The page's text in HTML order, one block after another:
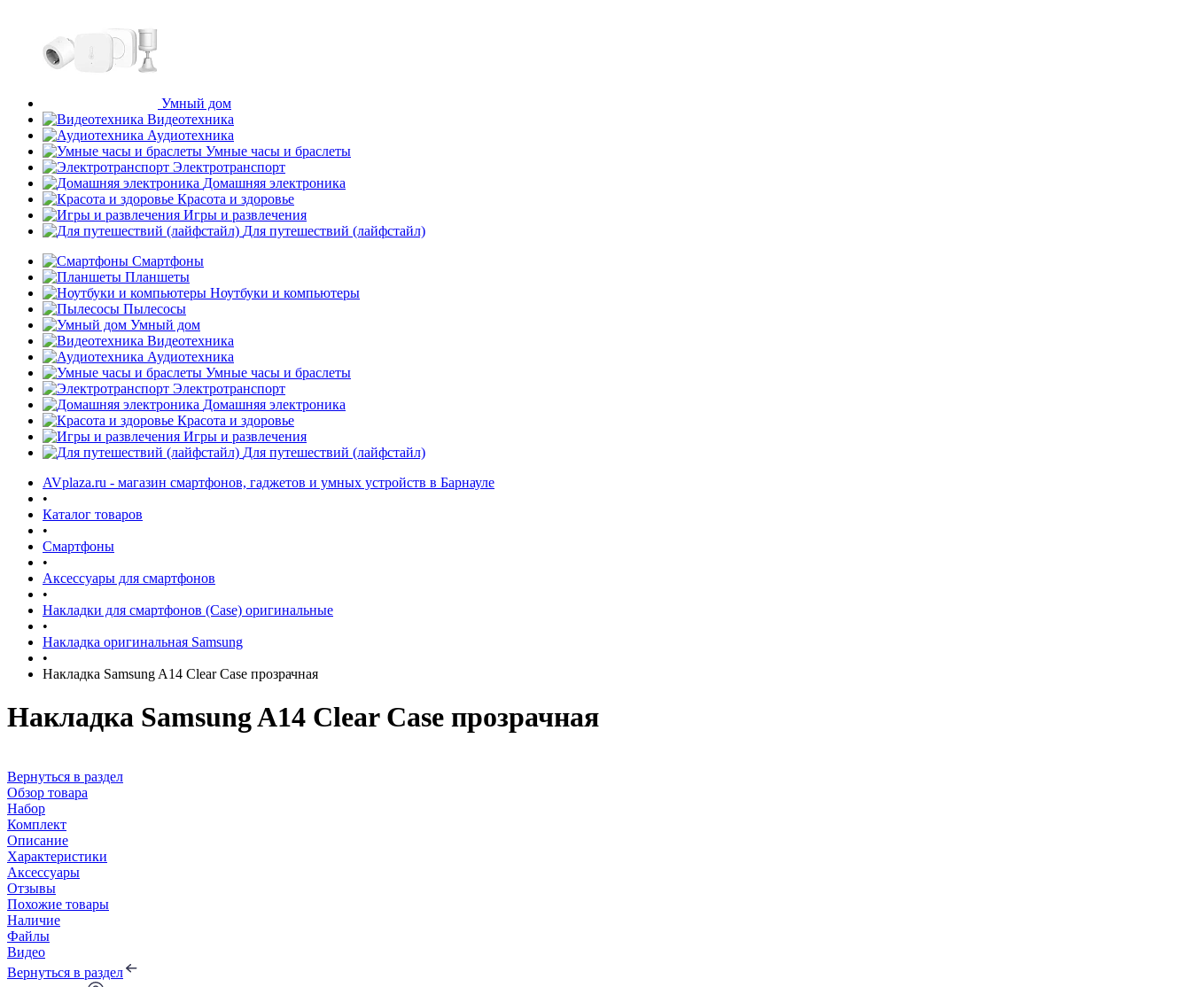
Умный дом
Видеотехника
Аудиотехника
Умные часы и браслеты
Электротранспорт
Домашняя электроника
Красота и здоровье
Игры и развлечения
Для путешествий (лайфстайл)
Смартфоны
Планшеты
Ноутбуки и компьютеры
Пылесосы
Умный дом
Видеотехника
Аудиотехника
Умные часы и браслеты
Электротранспорт
Домашняя электроника
Красота и здоровье
Игры и развлечения
Для путешествий (лайфстайл)
AVplaza.ru - магазин смартфонов, гаджетов и умных устройств в Барнауле
•
Каталог товаров
•
Смартфоны
•
Аксессуары для смартфонов
•
Накладки для смартфонов (Case) оригинальные
•
Накладка оригинальная Samsung
•
Накладка Samsung A14 Clear Сase прозрачная
Накладка Samsung A14 Clear Сase прозрачная
Вернуться в раздел
Обзор товара
Набор
Комплект
Описание
Характеристики
Аксессуары
Отзывы
Похожие товары
Наличие
Файлы
Видео
Вернуться в раздел